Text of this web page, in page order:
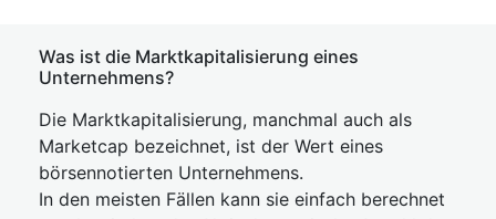
Was ist die Marktkapitalisierung eines
Unternehmens?
Die Marktkapitalisierung, manchmal auch als
Marketcap bezeichnet, ist der Wert eines
börsennotierten Unternehmens.
In den meisten Fällen kann sie einfach berechnet